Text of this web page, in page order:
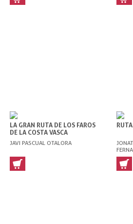
LA GRAN RUTA DE LOS FAROS
DE LA COSTA VASCA
JAVI PASCUAL OTALORA